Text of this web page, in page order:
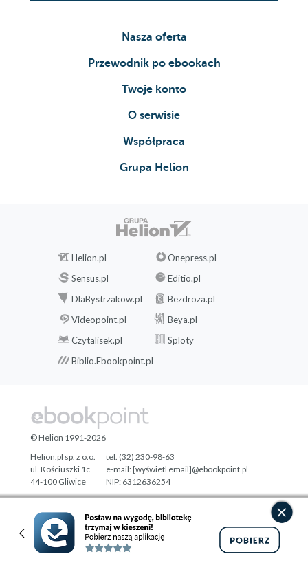
Nasza oferta
Przewodnik po ebookach
Twoje konto
O serwisie
Współpraca
Grupa Helion
Helion.pl
Onepress.pl
Sensus.pl
Editio.pl
DlaBystrzakow.pl
Bezdroza.pl
Videopoint.pl
Beya.pl
Czytalisek.pl
Sploty
Biblio.Ebookpoint.pl
Designed with ♥ byTonik.pl
© Helion 1991-2026
Helion.pl sp. z o.o.
ul. Kościuszki 1c
44-100 Gliwice
tel. (32) 230-98-63
e-mail:[wyświetl email]@ebookpoint.pl
NIP: 6312636254
Regon: 241989027
Pełna wersja strony »